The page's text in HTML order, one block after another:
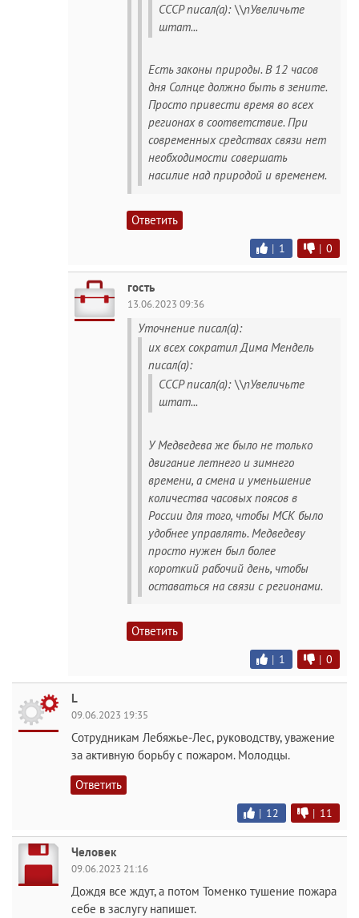
СССР писал(а): \\nУвеличьте
штат...
Есть законы природы. В 12 часов
дня Солнце должно быть в зените.
Просто привести время во всех
регионах в соответствие. При
современных средствах связи нет
необходимости совершать
насилие над природой и временем.
Ответить
| 1 | 0
гость
13.06.2023 09:36
Уточнение писал(а):
их всех сократил Дима Мендель
писал(а):
СССР писал(а): \\nУвеличьте
штат...
У Медведева же было не только
двигание летнего и зимнего
времени, а смена и уменьшение
количества часовых поясов в
России для того, чтобы МСК было
удобнее управлять. Медведеву
просто нужен был более
короткий рабочий день, чтобы
оставаться на связи с регионами.
Ответить
| 1 | 0
L
09.06.2023 19:35
Сотрудникам Лебяжье-Лес, руководству, уважение
за активную борьбу с пожаром. Молодцы.
Ответить
| 12 | 11
Человек
09.06.2023 21:16
Дождя все ждут, а потом Томенко тушение пожара
себе в заслугу напишет.